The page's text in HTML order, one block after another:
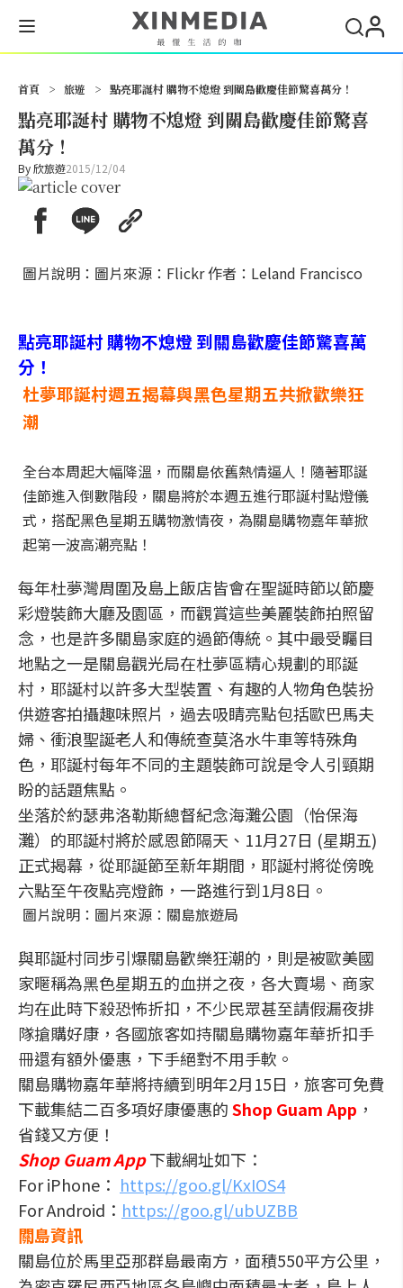
首頁 > 旅遊 > 點亮耶誕村 購物不熄燈 到關島歡慶佳節驚喜萬分！
點亮耶誕村 購物不熄燈 到關島歡慶佳節驚喜
萬分！
By欣旅遊2015/12/04
圖片說明：圖片來源：Flickr 作者：Leland Francisco
點亮耶誕村 購物不熄燈 到關島歡慶佳節驚喜萬
分！
杜夢耶誕村週五揭幕與黑色星期五共掀歡樂狂
潮
全台本周起大幅降溫，而關島依舊熱情逼人！隨著耶誕
佳節進入倒數階段，關島將於本週五進行耶誕村點燈儀
式，搭配黑色星期五購物激情夜，為關島購物嘉年華掀
起第一波高潮亮點！
每年杜夢灣周圍及島上飯店皆會在聖誕時節以節慶
彩燈裝飾大廳及園區，而觀賞這些美麗裝飾拍照留
念，也是許多關島家庭的過節傳統。其中最受矚目
地點之一是關島觀光局在杜夢區精心規劃的耶誕
村，耶誕村以許多大型裝置、有趣的人物角色裝扮
供遊客拍攝趣味照片，過去吸睛亮點包括歐巴馬夫
婦、衝浪聖誕老人和傳統查莫洛水牛車等特殊角
色，耶誕村每年不同的主題裝飾可說是令人引頸期
盼的話題焦點。
坐落於約瑟弗洛勒斯總督紀念海灘公園（怡保海
灘）的耶誕村將於感恩節隔天、11月27日 (星期五)
正式揭幕，從耶誕節至新年期間，耶誕村將從傍晚
六點至午夜點亮燈飾，一路進行到1月8日。
圖片說明：圖片來源：關島旅遊局
與耶誕村同步引爆關島歡樂狂潮的，則是被歐美國
家暱稱為黑色星期五的血拼之夜，各大賣場、商家
均在此時下殺恐怖折扣，不少民眾甚至請假漏夜排
隊搶購好康，各國旅客如持關島購物嘉年華折扣手
冊還有額外優惠，下手絕對不用手軟。
關島購物嘉年華將持續到明年2月15日，旅客可免費
下載集結二百多項好康優惠的Shop Guam App ，
省錢又方便！
Shop Guam App下載網址如下：
For iPhone： https://goo.gl/KxIOS4
For Android： https://goo.gl/ubUZBB
關島資訊
關島位於馬里亞那群島最南方，面積550平方公里，